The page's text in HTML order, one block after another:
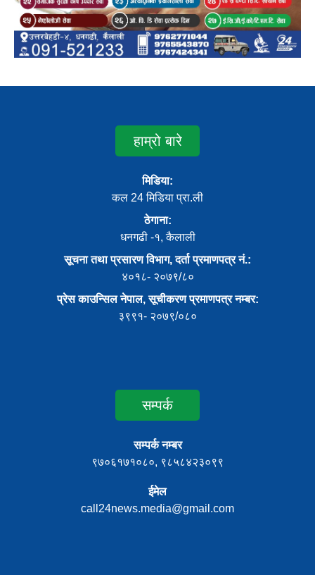
हाम्रो बारे
मिडिया:
कल 24 मिडिया प्रा.ली
ठेगाना:
धनगढी -१, कैलाली
सूचना तथा प्रसारण विभाग, दर्ता प्रमाणपत्र नं.:
४०१८- २०७९/८०
प्रेस काउन्सिल नेपाल, सूचीकरण प्रमाणपत्र नम्बर:
३९९१- २०७९/०८०
सम्पर्क
सम्पर्क नम्बर
९७०६१७१०८०, ९८५८४२३०९९
ईमेल
call24news.media@gmail.com